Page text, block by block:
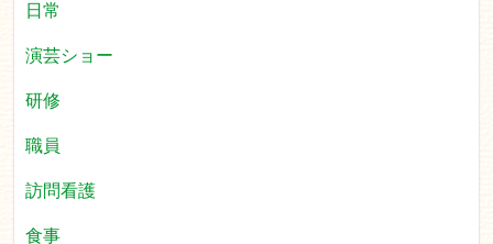
日常
演芸ショー
研修
職員
訪問看護
食事